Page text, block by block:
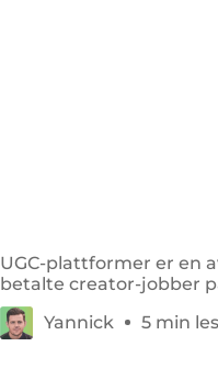
UGC-plattformer er en
betalte creator-jobber
alternativene.
Yannick
5 min